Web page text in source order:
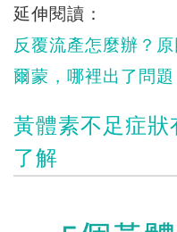
延伸閱讀：
反覆流產怎麼辦？
爾蒙，哪裡出了問題
黃體素不足症狀
了解